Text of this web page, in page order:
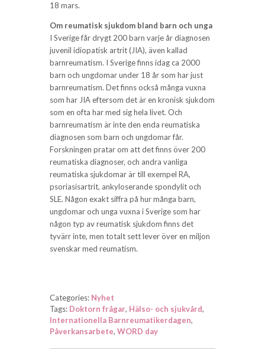
18 mars.
Om reumatisk sjukdom bland barn och unga
I Sverige får drygt 200 barn varje år diagnosen
juvenil idiopatisk artrit (JIA), även kallad
barnreumatism. I Sverige finns idag ca 2000
barn och ungdomar under 18 år som har just
barnreumatism. Det finns också många vuxna
som har JIA eftersom det är en kronisk sjukdom
som en ofta har med sig hela livet. Och
barnreumatism är inte den enda reumatiska
diagnosen som barn och ungdomar får.
Forskningen pratar om att det finns över 200
reumatiska diagnoser, och andra vanliga
reumatiska sjukdomar är till exempel RA,
psoriasisartrit, ankyloserande spondylit och
SLE. Någon exakt siffra på hur många barn,
ungdomar och unga vuxna i Sverige som har
någon typ av reumatisk sjukdom finns det
tyvärr inte, men totalt sett lever över en miljon
svenskar med reumatism.
Categories: Nyhet
Tags: Doktorn frågar, Hälso- och sjukvård,
Internationella Barnreumatikerdagen,
Påverkansarbete, WORD day